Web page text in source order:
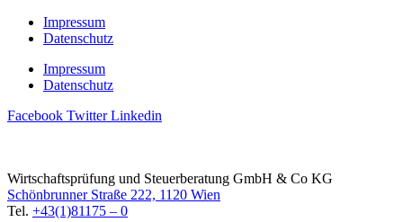
Impressum
Datenschutz
Impressum
Datenschutz
Facebook Twitter Linkedin
Wirtschaftsprüfung und Steuerberatung GmbH & Co KG
Schönbrunner Straße 222, 1120 Wien
Tel. +43(1)81175 – 0